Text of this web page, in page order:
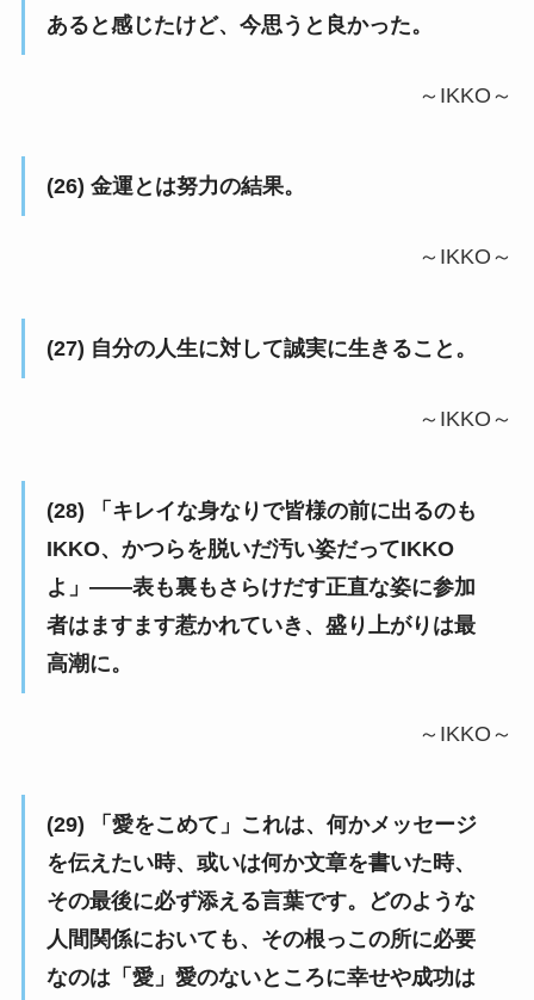
あると感じたけど、今思うと良かった。
～IKKO～
(26) 金運とは努力の結果。
～IKKO～
(27) 自分の人生に対して誠実に生きること。
～IKKO～
(28) 「キレイな身なりで皆様の前に出るのも
IKKO、かつらを脱いだ汚い姿だってIKKO
よ」――表も裏もさらけだす正直な姿に参加
者はますます惹かれていき、盛り上がりは最
高潮に。
～IKKO～
(29) 「愛をこめて」これは、何かメッセージ
を伝えたい時、或いは何か文章を書いた時、
その最後に必ず添える言葉です。どのような
人間関係においても、その根っこの所に必要
なのは「愛」愛のないところに幸せや成功は